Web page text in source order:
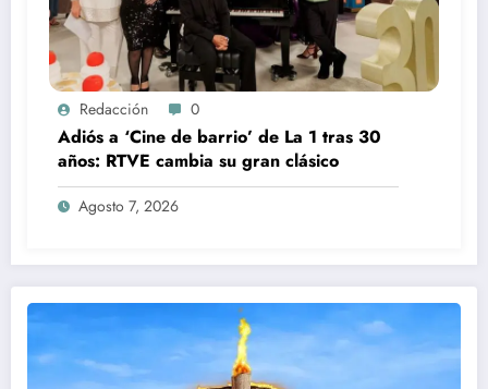
Redacción 0
Adiós a ‘Cine de barrio’ de La 1 tras 30
años: RTVE cambia su gran clásico
Agosto 7, 2026